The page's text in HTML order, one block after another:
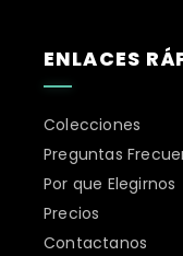
ENLACES
Colecciones
Preguntas
Por que Elegirnos
Precios
Contactanos